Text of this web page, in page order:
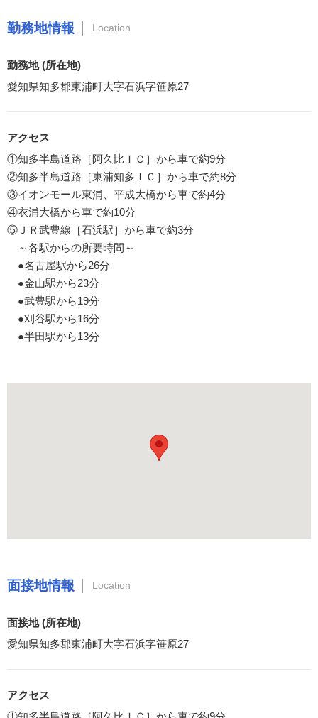
勤務地情報 Location
勤務地 (所在地)
愛知県知多郡東浦町大字石浜字笹原27
アクセス
①知多半島道路［阿久比ＩＣ］から車で約9分
②知多半島道路［東浦知多ＩＣ］から車で約8分
③イオンモール東浦、平成大橋から車で約4分
④衣浦大橋から車で約10分
⑤ＪＲ武豊線［石浜駅］から車で約3分
～各駅からの所要時間～
●名古屋駅から26分
●金山駅から23分
●武豊駅から19分
●刈谷駅から16分
●半田駅から13分
面接地情報 Location
面接地 (所在地)
愛知県知多郡東浦町大字石浜字笹原27
アクセス